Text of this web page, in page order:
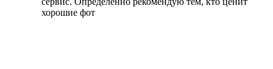
хорошие фот